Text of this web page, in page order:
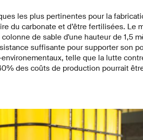
les plus pertinentes pour la
du carbonate et d’être fertilisées. Le
de sable d'une hauteur de 1,5
suffisante pour supporter son
telle que la lutte
des coûts de production pourrait